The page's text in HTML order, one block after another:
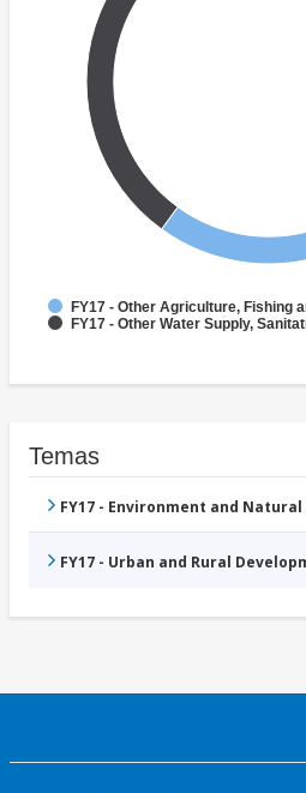
FY17 - Other Agriculture, Fishing
FY17 - Other Water Supply,
Temas
FY17 - Environment and
FY17 - Urban and Rural